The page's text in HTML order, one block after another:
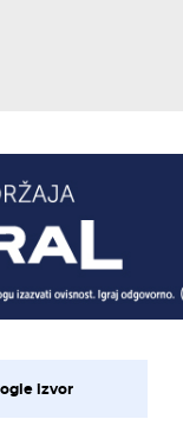
izvor